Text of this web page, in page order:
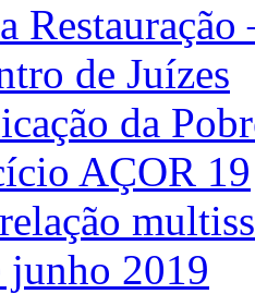
de Juízes
da
AÇOR 19
junho 2019